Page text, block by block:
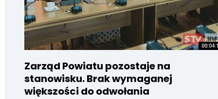
Zarząd Powiatu pozostaje na
stanowisku. Brak wymaganej
większości do odwołania